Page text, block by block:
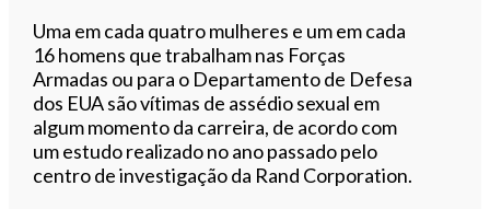
Uma em cada quatro mulheres e um em cada
16 homens que trabalham nas Forças
Armadas ou para o Departamento de Defesa
dos EUA são vítimas de assédio sexual em
algum momento da carreira, de acordo com
um estudo realizado no ano passado pelo
centro de investigação da Rand Corporation.